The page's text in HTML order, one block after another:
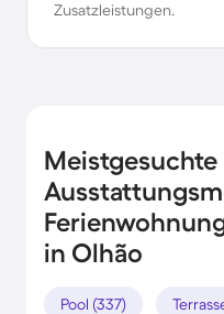
Zusatzleistungen.
Meistgesuchte
in Olhão
Pool (337)